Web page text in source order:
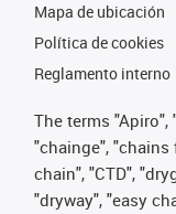
Mapa de ubicación
Política de cookies
Reglamento interno
The terms "Apiro",
"chainge", "chains
chain", "CTD",
"dryway", "easy